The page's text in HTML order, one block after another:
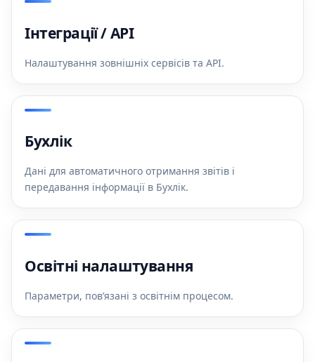
Інтеграції / API
Налаштування зовнішніх сервісів та API.
Бухлік
Дані для автоматичного отримання звітів і
передавання інформації в Бухлік.
Освітні налаштування
Параметри, пов’язані з освітнім процесом.